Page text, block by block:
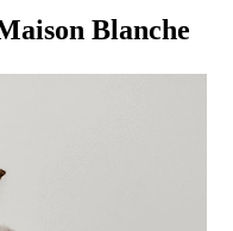
Blanche